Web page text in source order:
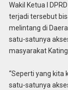
Wakil Ketua I
terjadi tersebut
melintang di
satu-satunya
masyarakat
“Seperti yang kita
satu-satunya